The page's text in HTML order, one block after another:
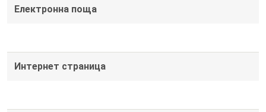
Електронна поща
Интернет страница